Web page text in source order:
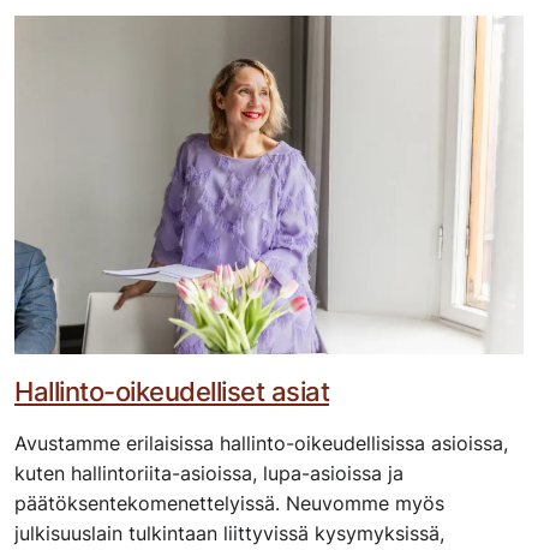
Hallinto-oikeudelliset asiat
Avustamme erilaisissa hallinto-oikeudellisissa asioissa,
kuten hallintoriita-asioissa, lupa-asioissa ja
päätöksentekomenettelyissä. Neuvomme myös
julkisuuslain tulkintaan liittyvissä kysymyksissä,